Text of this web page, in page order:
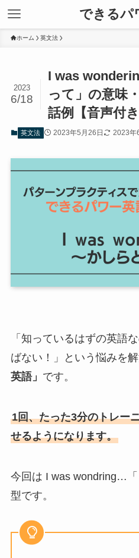
できるパ
ホーム 英文法
I was
って」の意味
話例【音声付き
2023
6/18
英文法 2023年5月26日 2023年
「知っているはずの英語
ばない！」という悩みを
英語」 です。
1回、たった3分のトレー
せるようになります。
今回は I was wondring…
型です。